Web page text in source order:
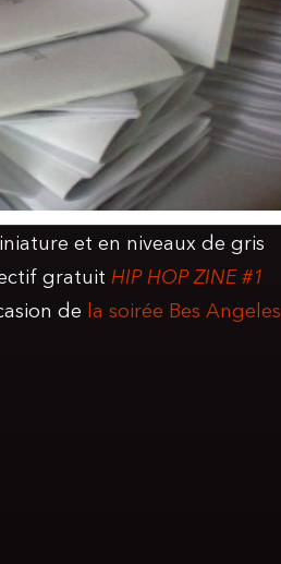
et en niveaux de gris
gratuit HIP HOP ZINE #1
de
la soirée Bes Angeles